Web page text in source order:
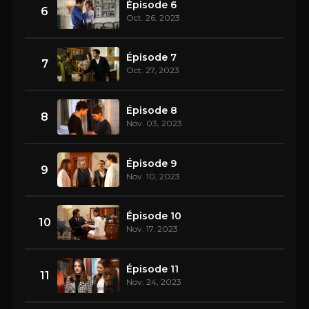
6 Épisode 6
Oct. 26, 2023
7 Épisode 7
Oct. 27, 2023
8 Épisode 8
Nov. 03, 2023
9 Épisode 9
Nov. 10, 2023
10 Épisode 10
Nov. 17, 2023
11 Épisode 11
Nov. 24, 2023